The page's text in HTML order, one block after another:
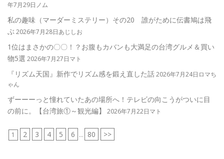
年7月29日ノム
私の趣味（マーダーミステリー）その20 誰がために伝書鳩は飛
ぶ2026年7月28日あじしお
1位はまさかの〇〇！？お腹もカバンも大満足の台湾グルメ＆買い
物5選 2026年7月27日マト
『リズム天国』新作でリズム感を鍛え直した話2026年7月24日ロマち
ゃん
ずーーーっと憧れていたあの場所へ！テレビの向こうがついに目
の前に。【台湾旅①～観光編】
2026年7月22日マト
1 2 3 4 5 6 ... 80 >>